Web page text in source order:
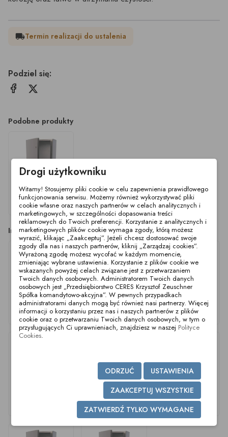
local_shippingTermin realizacji do ustalenia
Podziel się:
Podobne produkty
Obudowa
380x600x210mm 316
Inne produkty z tej kategorii
Obudowa
250x300x150mm 304
Obudowa
200x300x155mm 304
Obudowa
200x200x150mm 304
Obudowa
300x300x150mm 304
Obudowa
300x400x150mm 304
Drogi użytkowniku
Witamy! Stosujemy pliki cookie w celu zapewnienia prawidłowego
funkcjonowania serwisu. Możemy również wykorzystywać pliki
cookie własne oraz naszych partnerów w celach analitycznych i
marketingowych, w szczególności dopasowania treści
reklamowych do Twoich preferencji. Korzystanie z analitycznych i
marketingowych plików cookie wymaga zgody, którą możesz
wyrazić, klikając „Zaakceptuj”. Jeżeli chcesz dostosować swoje
zgody dla nas i naszych partnerów, kliknij „Zarządzaj cookies”.
Wyrażoną zgodę możesz wycofać w każdym momencie,
zmieniając wybrane ustawienia. Korzystanie z plików cookie we
wskazanych powyżej celach związane jest z przetwarzaniem
Twoich danych osobowych. Administratorem Twoich danych
osobowych jest „Przedsiębiorstwo CERES Krzysztof Zeuschner
Spółka komandytowo-akcyjna”. W pewnych przypadkach
administratorami danych mogą być również nasi partnerzy. Więcej
informacji o korzystaniu przez nas i naszych partnerów z plików
cookie oraz o przetwarzaniu Twoich danych osobowych, w tym o
przysługujących Ci uprawnieniach, znajdziesz w naszej Polityce
Cookies.
USTAWIENIA
ODRZUĆ
ZAAKCEPTUJ WSZYSTKIE
ZATWIERDŹ TYLKO WYMAGANE